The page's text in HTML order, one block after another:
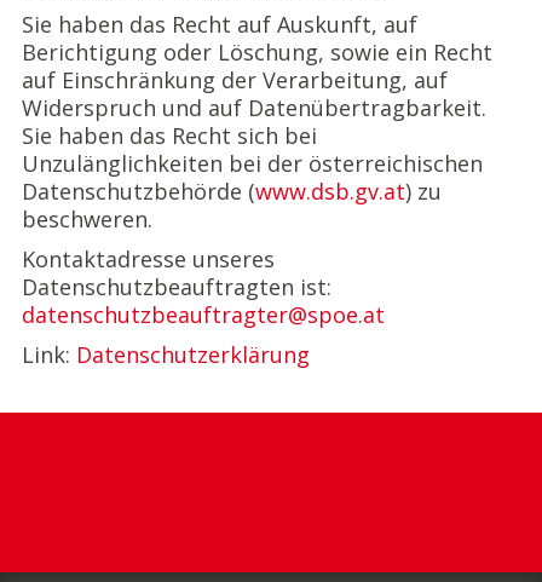
Sie haben das Recht auf Auskunft, auf
Berichtigung oder Löschung, sowie ein Recht
auf Einschränkung der Verarbeitung, auf
Widerspruch und auf Datenübertragbarkeit.
Sie haben das Recht sich bei
Unzulänglichkeiten bei der österreichischen
Datenschutzbehörde (www.dsb.gv.at) zu
beschweren.
Kontaktadresse unseres
Datenschutzbeauftragten ist:
datenschutzbeauftragter@spoe.at
Link: Datenschutzerklärung